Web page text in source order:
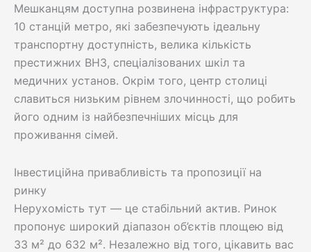
Мешканцям доступна розвинена інфраструктура:
10 станцій метро, які забезпечують ідеальну
транспортну доступність, велика кількість
престижних ВНЗ, спеціалізованих шкіл та
медичних установ. Окрім того, центр столиці
славиться низьким рівнем злочинності, що робить
його одним із найбезпечніших місць для
проживання сімей.
Інвестиційна привабливість та пропозиції на
ринку
Нерухомість тут — це стабільний актив. Ринок
пропонує широкий діапазон об’єктів площею від
33 м² до 632 м². Незалежно від того, цікавить вас